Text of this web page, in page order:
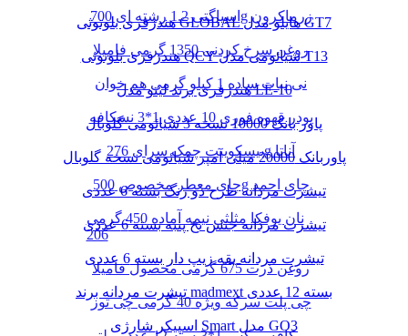
اسپاگتی 1.2 رشته ای 700g زرماکرون
روغن سرخ کردنی 1350 گرمی فامیلا
نی نبات ساده 1 کیلو گرمی هم خوان
پودر قهوه فوری 10 عددی 1*3 نسکافه
بیسکوییت چمک سرای 276g آناتا
چای معطر مخصوص 500g چای احمد
نان یوفکا مثلثی نیمه آماده 450 گرمی
206
روغن ذرت 675 گرمی محصول فامیلا
چی پلت سرکه ویژه 40 گرمی چی توز
هندزفری بلوتوثی GLOBAL هایلو مدل GT7
هندزفری بلوتوثی QCY شیائومی مدل T13
هندزفری برند لیتو مدل LE-10
پاور بانک 10000 نسخه 3 شیائومی گلوبال
پاوربانک 20000 میلی آمپر شیائومی نسخه گلوبال
تیشرت مردانه طرح دو رنگ بسته 6 عددی
تیشرت مردانه جنس نخ پنبه بسته 6 عددی
تیشرت مردانه یقه زیپ دار بسته 6 عددی
تیشرت مردانه برند madmext بسته 12 عددی
اسپیکر شارژی Smart مدل GO3